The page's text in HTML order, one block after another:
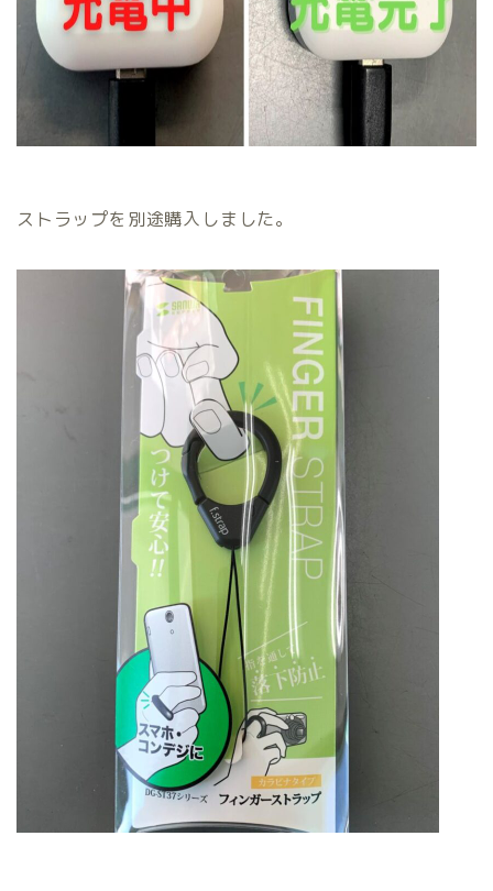
ストラップを別途購入しました。